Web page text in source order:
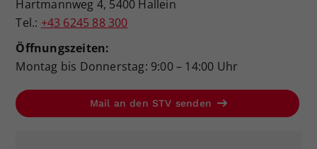
Hartmannweg 4, 5400 Hallein
Tel.: +43 6245 88 300
Öffnungszeiten:
Montag bis Donnerstag: 9:00 – 14:00 Uhr
Mail an den STV senden